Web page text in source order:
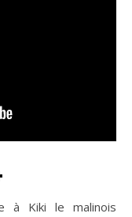
à Kiki le malinois